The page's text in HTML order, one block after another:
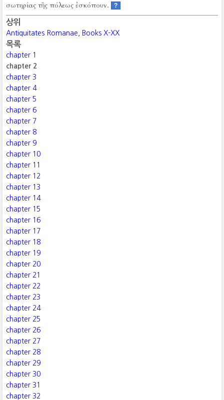
σωτηρίας τῆς πόλεως ἐσκόπουν.
?
상위
Antiquitates Romanae, Books X-XX
목록
chapter 1
chapter 2
chapter 3
chapter 4
chapter 5
chapter 6
chapter 7
chapter 8
chapter 9
chapter 10
chapter 11
chapter 12
chapter 13
chapter 14
chapter 15
chapter 16
chapter 17
chapter 18
chapter 19
chapter 20
chapter 21
chapter 22
chapter 23
chapter 24
chapter 25
chapter 26
chapter 27
chapter 28
chapter 29
chapter 30
chapter 31
chapter 32